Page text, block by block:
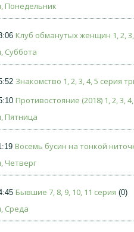
Понедельник
Клуб обманутых женщин 1, 2, 3,
Суббота
Знакомство 1, 2, 3, 4, 5 серия
Противостояние (2018) 1, 2, 3,
Пятница
Восемь бусин на тонкой
Четверг
Бывшие 7, 8, 9, 10, 11 серия (0)
Среда